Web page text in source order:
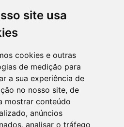
site usa
cookies e outras
de medição para
a sua experiência de
no nosso site, de
mostrar conteúdo
anúncios
analisar o tráfego
3501